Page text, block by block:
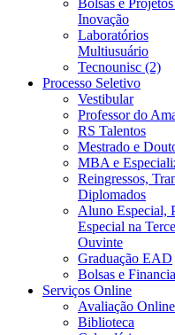
Bolsas e
Inovação
Laboratórios
Multiusuário
Tecnounisc (2)
Processo Seletivo
Vestibular
Professor do
RS Talentos
Mestrado e
MBA e
Reingressos,
Diplomados
Aluno Especial,
Especial na
Ouvinte
Graduação EAD
Bolsas e
Serviços Online
Avaliação Online
Biblioteca